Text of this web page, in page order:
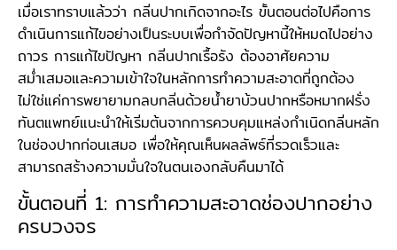
เมื่อเราทราบแล้วว่า กลิ่นปากเกิดจากอะไร ขั้นตอนต่อไปคือการ
ดำเนินการแก้ไขอย่างเป็นระบบเพื่อกำจัดปัญหานี้ให้หมดไปอย่าง
ถาวร การแก้ไขปัญหา กลิ่นปากเรื้อรัง ต้องอาศัยความ
สม่ำเสมอและความเข้าใจในหลักการทำความสะอาดที่ถูกต้อง
ไม่ใช่แค่การพยายามกลบกลิ่นด้วยน้ำยาบ้วนปากหรือหมากฝรั่ง
ทันตแพทย์แนะนำให้เริ่มต้นจากการควบคุมแหล่งกำเนิดกลิ่นหลัก
ในช่องปากก่อนเสมอ เพื่อให้คุณเห็นผลลัพธ์ที่รวดเร็วและ
สามารถสร้างความมั่นใจในตนเองกลับคืนมาได้
ขั้นตอนที่ 1: การทำความสะอาดช่องปากอย่าง
ครบวงจร